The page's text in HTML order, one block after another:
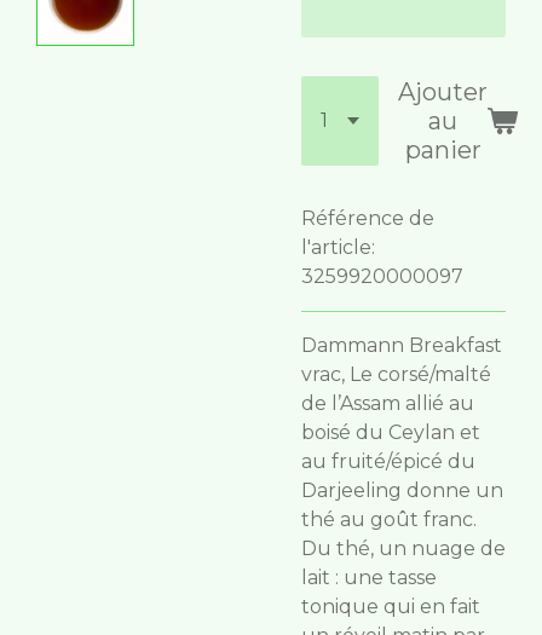
Ajouter
au
panier
Référence de
l'article:
3259920000097
Dammann Breakfast
vrac, Le corsé/malté
de l’Assam allié au
boisé du Ceylan et
au fruité/épicé du
Darjeeling donne un
thé au goût franc.
Du thé, un nuage de
lait : une tasse
tonique qui en fait